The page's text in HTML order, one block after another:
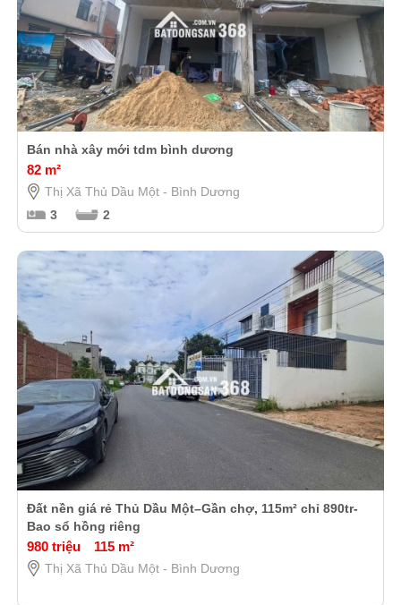
Bán nhà xây mới tdm bình dương
82 m²
Thị Xã Thủ Dầu Một - Bình Dương
3
2
Đất nền giá rẻ Thủ Dầu Một–Gần chợ, 115m² chỉ 890tr-
Bao sổ hồng riêng
980 triệu 115 m²
Thị Xã Thủ Dầu Một - Bình Dương